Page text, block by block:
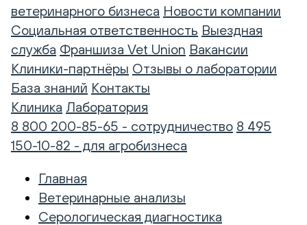
ветеринарного бизнеса Новости компании
Социальная ответственность Выездная
служба Франшиза Vet Union Вакансии
Клиники-партнёры Отзывы о лаборатории
База знаний Контакты
Клиника Лаборатория
8 800 200-85-65 - сотрудничество 8 495
150-10-82 - для агробизнеса
Главная
Ветеринарные анализы
Серологическая диагностика